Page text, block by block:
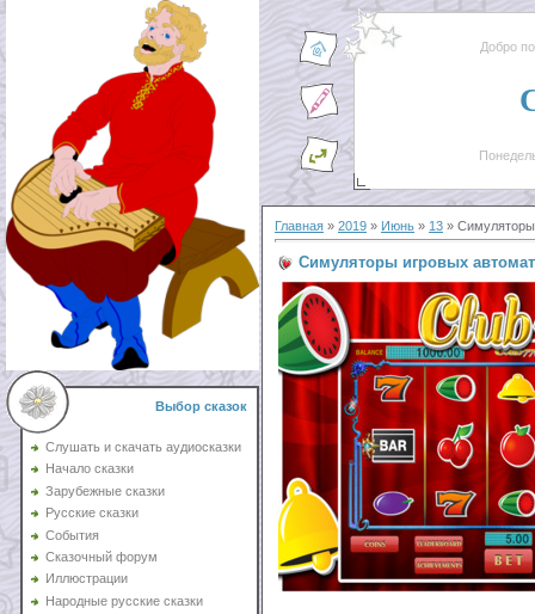
Выбор сказок
Слушать и скачать аудиосказки
Начало сказки
Зарубежные сказки
Русские сказки
События
Сказочный форум
Иллюстрации
Народные русские сказки
Добро
Главная » 2019 » Июнь » 13 »
Симуляторы игровых